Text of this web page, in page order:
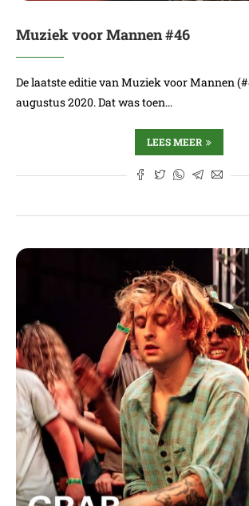
Muziek voor Mannen #46
De laatste editie van Muziek voor Mannen
augustus 2020. Dat was toen…
LEES MEER